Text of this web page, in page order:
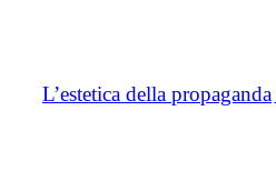
L’estetica della propaganda